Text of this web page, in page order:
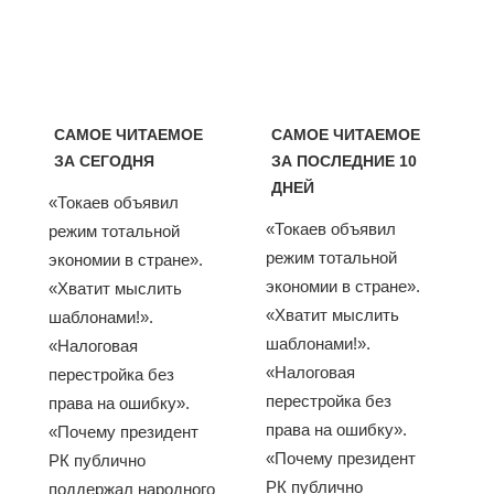
САМОЕ ЧИТАЕМОЕ
ЗА СЕГОДНЯ
«Токаев объявил
режим тотальной
экономии в стране».
«Хватит мыслить
шаблонами!».
«Налоговая
перестройка без
права на ошибку».
«Почему президент
РК публично
поддержал народного
САМОЕ ЧИТАЕМОЕ
ЗА ПОСЛЕДНИЕ 10
ДНЕЙ
«Токаев объявил
режим тотальной
экономии в стране».
«Хватит мыслить
шаблонами!».
«Налоговая
перестройка без
права на ошибку».
«Почему президент
РК публично